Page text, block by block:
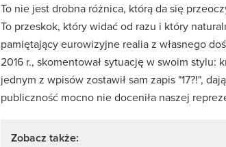
To nie jest drobna różnica, którą da się
To przeskok, który widać od razu i który
pamiętający eurowizyjne realia z własnego
2016 r., skomentował sytuację w swoim
jednym z wpisów zostawił sam zapis "17?!",
publiczność mocno nie doceniła naszej
Zobacz także: